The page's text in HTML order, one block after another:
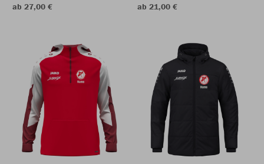
ab 27,00 €
ab 21,00 €